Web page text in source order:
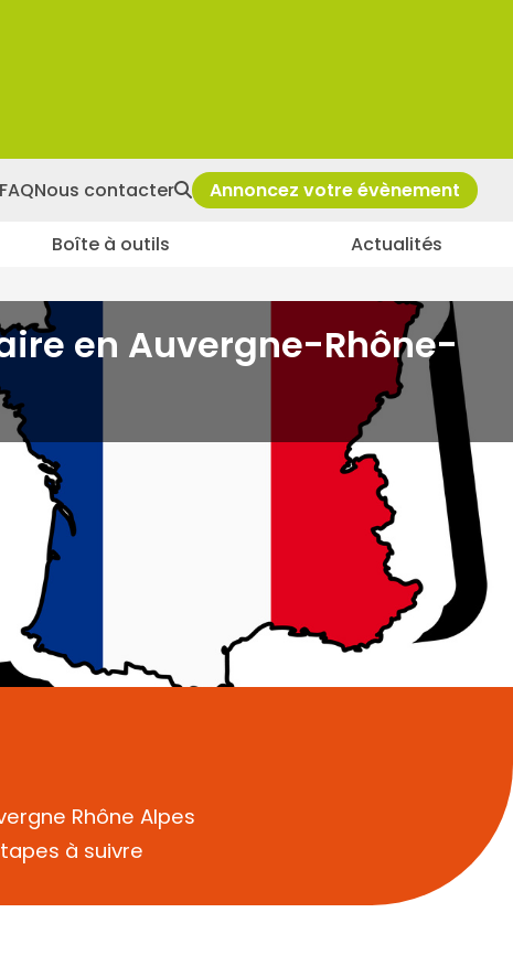
FAQNous contacter Annoncez votre évènement
Boîte à outils Actualités
en Auvergne-Rhône-
Rhône Alpes
à suivre